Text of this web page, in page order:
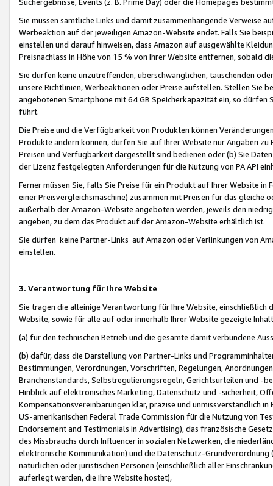
Sie müssen sämtliche Links und damit zusammenhängende
Werbeaktion auf der jeweiligen Amazon-Website endet. Falls Sie
einstellen und darauf hinweisen, dass Amazon auf ausgewählte
Preisnachlass in Höhe von 15 % von Ihrer Website entfernen, sobald
Sie dürfen keine unzutreffenden, überschwänglichen, täuschenden
unsere Richtlinien, Werbeaktionen oder Preise aufstellen. Stellen Sie
angebotenen Smartphone mit 64 GB Speicherkapazität ein, so dürfen
führt.
Die Preise und die Verfügbarkeit von Produkten können
Produkte ändern können, dürfen Sie auf Ihrer Website nur Angaben
Preisen und Verfügbarkeit dargestellt sind bedienen oder (b) Sie
der Lizenz festgelegten Anforderungen für die Nutzung von PA API
Ferner müssen Sie, falls Sie Preise für ein Produkt auf Ihrer Website
einer Preisvergleichsmaschine) zusammen mit Preisen für das
außerhalb der Amazon-Website angeboten werden, jeweils den
angeben, zu dem das Produkt auf der Amazon-Website erhältlich ist.
Sie dürfen keine Partner-Links auf Amazon oder Verlinkungen von
einstellen.
3. Verantwortung für Ihre Website
Sie tragen die alleinige Verantwortung für Ihre Website,
Website, sowie für alle auf oder innerhalb Ihrer Website gezeigte
(a) für den technischen Betrieb und die gesamte damit verbundene
(b) dafür, dass die Darstellung von Partner-Links und
Bestimmungen, Verordnungen, Vorschriften, Regelungen,
Branchenstandards, Selbstregulierungsregeln, Gerichtsurteilen und -
Hinblick auf elektronisches Marketing, Datenschutz und -sicherheit,
Kompensationsvereinbarungen klar, präzise und unmissverständlich
US-amerikanischen Federal Trade Commission für die Nutzung von
Endorsement and Testimonials in Advertising), das französische
des Missbrauchs durch Influencer in sozialen Netzwerken, die
elektronische Kommunikation) und die Datenschutz-
natürlichen oder juristischen Personen (einschließlich aller
auferlegt werden, die Ihre Website hostet),